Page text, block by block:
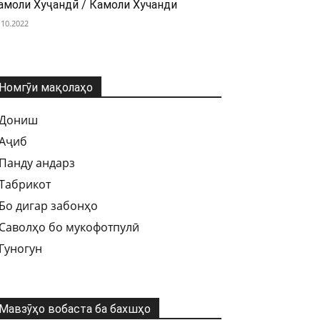
Хуҷандӣ / Камоли Хучанди
мақолаҳо
андарз
дигар забонҳо
бо мукофотпулӣ
вобаста ба бахшҳо